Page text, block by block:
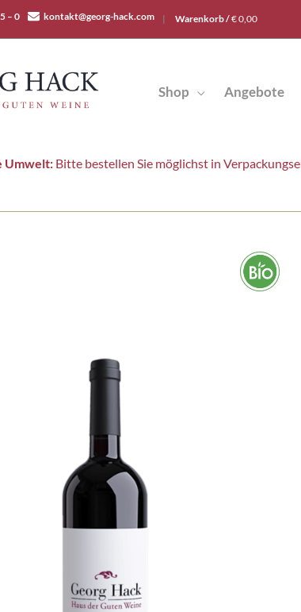
– 0 kontakt@georg-hack.com | Warenkorb /€0,00
Shop Angebote
Umwelt: Bitte bestellen Sie möglichst in